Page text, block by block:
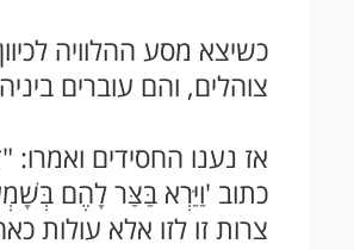
כשיצא מסע ההלוויה
צוהלים, והם עוברים
אז נענו החסידים ואמרו:
כתוב 'וַיַּרְא בַּצַּר לָהֶם
צרות זו לזו אלא עולות